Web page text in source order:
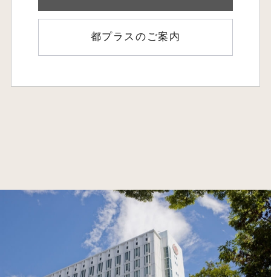
都プラスのご案内